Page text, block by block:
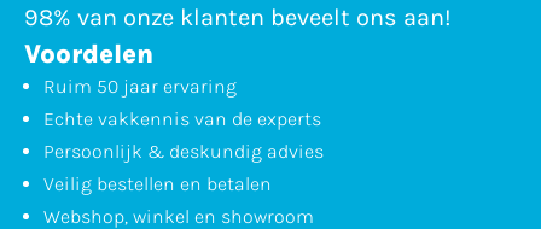
98% van onze klanten beveelt ons aan!
Voordelen
Ruim 50 jaar ervaring
Echte vakkennis van de experts
Persoonlijk & deskundig advies
Veilig bestellen en betalen
Webshop, winkel en showroom